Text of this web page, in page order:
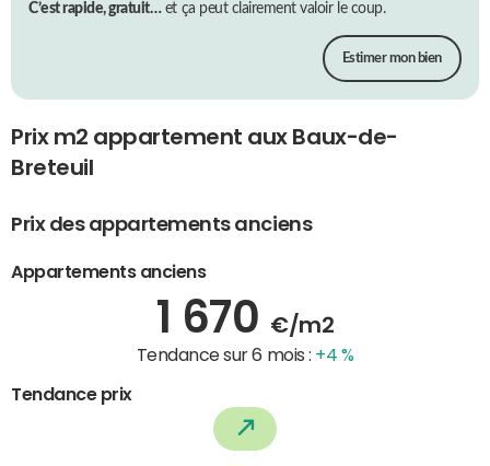
C’est rapide, gratuit…et ça peut clairement valoir le coup.
Estimer mon bien
Prix m2 appartement aux Baux-de-
Breteuil
Prix des appartements anciens
Appartements anciens
1 670 €/m2
Tendance sur 6 mois : +4 %
Tendance prix